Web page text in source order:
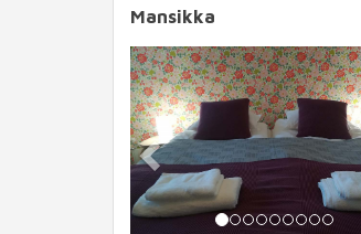
Mansikka
Previous